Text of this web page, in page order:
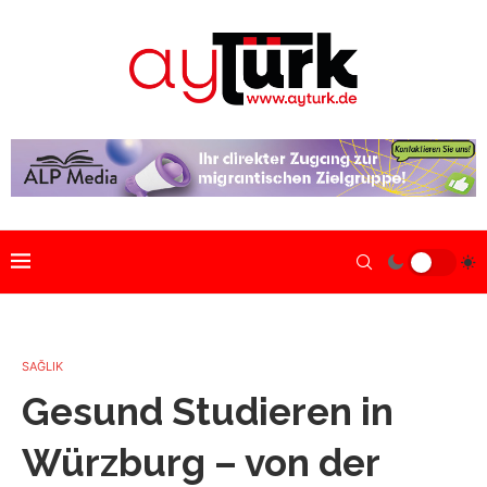
SAĞLIK
Gesund Studieren in
Würzburg – von der